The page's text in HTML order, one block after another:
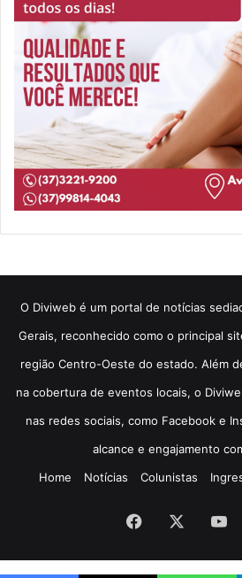
​O Diviweb é um portal de notícias
Gerais, reconhecido como o principal
região Centro-Oeste do estado. Além
na cobertura de eventos locais, o
nas redes sociais, como Facebook e
alcance e engajamento
Home
Notícias Colunistas
Facebook